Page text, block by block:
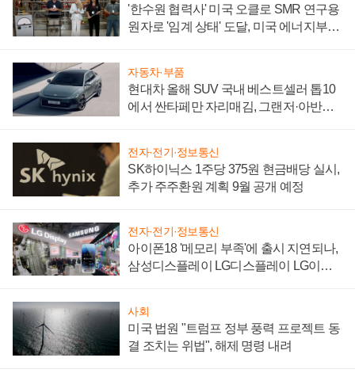
'한수원 협력사' 미국 오클로 SMR 연구용
원자로 '임계 상태' 도달, 미국 에너지부
자동차·부품
현대차 올해 SUV 국내 베스트셀러 톱10
에서 싼타페만 자리매김, 그랜저·아반떼
전자·전기·정보통신
SK하이닉스 1주당 375원 현금배당 실시,
추가 주주환원 계획 9월 공개 예정
전자·전기·정보통신
아이폰18 '메모리 부족'에 출시 지연되나,
삼성디스플레이 LG디스플레이 LG이노
사회
미국 법원 "트럼프 정부 풍력 프로젝트 동
결 조치는 위법", 해제 명령 내려